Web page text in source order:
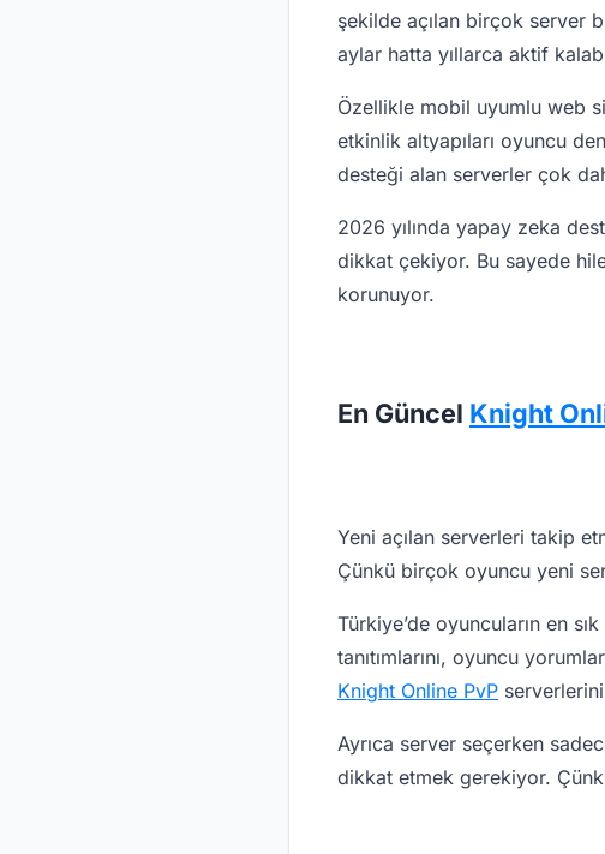
şekilde açılan birçok server
aylar hatta yıllarca aktif
Özellikle mobil uyumlu web
etkinlik altyapıları oyuncu
desteği alan serverler çok
2026 yılında yapay zeka
dikkat çekiyor. Bu sayede
korunuyor.
En Güncel Knight
Yeni açılan serverleri takip
Çünkü birçok oyuncu yeni
Türkiye’de oyuncuların en
tanıtımlarını, oyuncu
Knight Online PvP
Ayrıca server seçerken
dikkat etmek gerekiyor.